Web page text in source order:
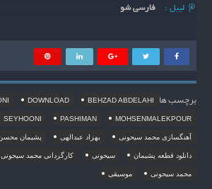
لیبل :
فارسی شو
برچسب ها BEHZAD ABDELAHI
DOWNLOAD
MOHSENMALEKPOUR
PASHIMAN
SEYHOONI
آهنگسازی محمد سیحونی بهزاد عبدالهی پشیمان
دانلود قطعه پشیمان سیحونی کارگردانی محمد سیحونی
محمد سیحونی موسیقی